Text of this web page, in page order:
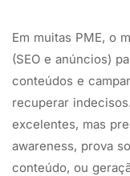
Em muitas PME, o
(SEO e anúncios)
conteúdos e
recuperar
excelentes, mas
awareness, prova
conteúdo, ou